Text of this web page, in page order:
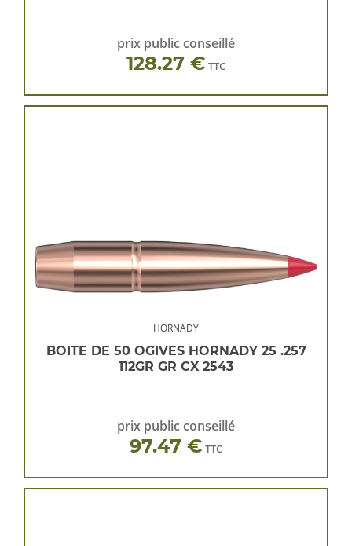
prix public conseillé
128.27 € TTC
HORNADY
BOITE DE 50 OGIVES HORNADY 25 .257
112GR GR CX 2543
prix public conseillé
97.47 € TTC